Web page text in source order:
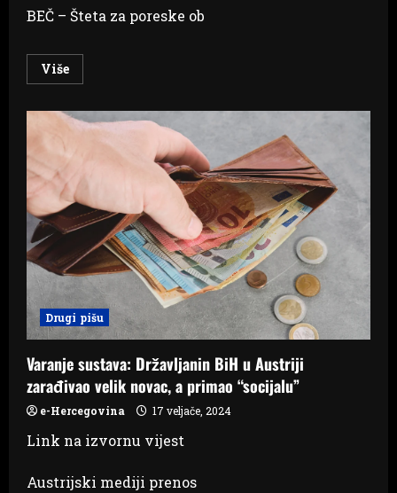
BEČ – Šteta za poreske ob
VišeRead
more
socijalnu
pomoć
Austrije,
iznajmljivao
stanove
u
BiH
Drugi pišu
Varanje sustava: Državljanin BiH u Austriji
zarađivao velik novac, a primao “socijalu”
e-Hercegovina 17 veljače, 2024
Link na izvornu vijest
Austrijski mediji prenos